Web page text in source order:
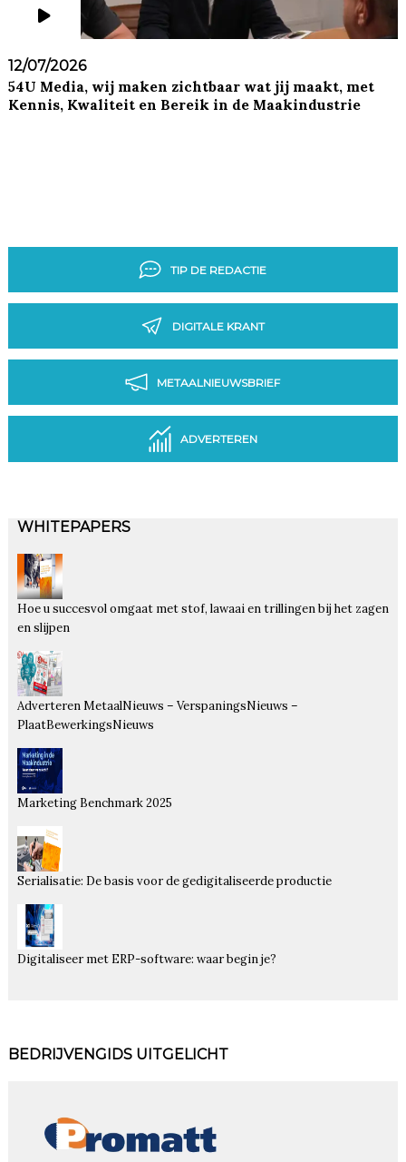
12/07/2026
54U Media, wij maken zichtbaar wat jij maakt, met
Kennis, Kwaliteit en Bereik in de Maakindustrie
TIP DE REDACTIE
DIGITALE KRANT
METAALNIEUWSBRIEF
ADVERTEREN
WHITEPAPERS
Hoe u succesvol omgaat met stof, lawaai en trillingen bij het zagen
en slijpen
Adverteren MetaalNieuws – VerspaningsNieuws –
PlaatBewerkingsNieuws
Marketing Benchmark 2025
Serialisatie: De basis voor de gedigitaliseerde productie
Digitaliseer met ERP-software: waar begin je?
BEDRIJVENGIDS UITGELICHT